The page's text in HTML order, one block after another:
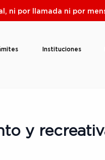
ni por llamada ni por
Instituciones
y